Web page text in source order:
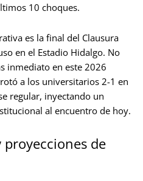
10 choques.
es la final del Clausura
en el Estadio Hidalgo. No
inmediato en este 2026
a los universitarios 2-1 en
regular, inyectando un
al encuentro de hoy.
de